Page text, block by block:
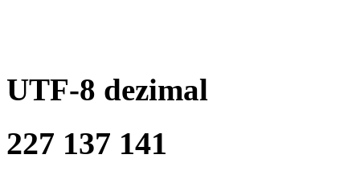
UTF-8 dezimal
227 137 141